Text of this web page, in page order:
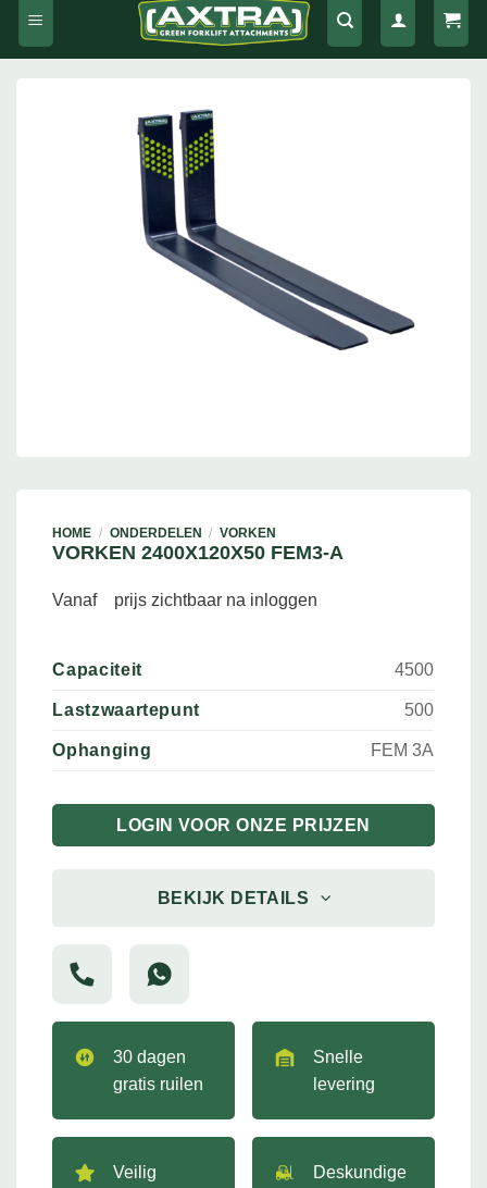
HOME / ONDERDELEN / VORKEN
VORKEN 2400X120X50 FEM3-A
Vanaf prijs zichtbaar na inloggen
Capaciteit 4500
Lastzwaartepunt 500
Ophanging FEM 3A
LOGIN VOOR ONZE PRIJZEN
BEKIJK DETAILS
30 dagen
gratis ruilen
Snelle
levering
Veilig
Deskundige